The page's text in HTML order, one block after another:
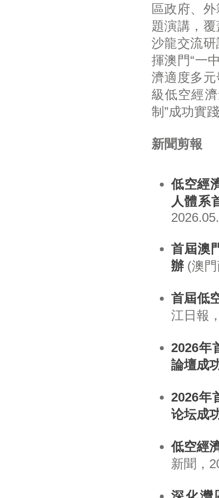
區政府、
題演講，
沙龍交流
揮澳門“一
濟適度多
級低空經
制”成功實
新聞剪報
低空經
人體系
首屆澳
辦 (澳
首屆低
江日報
2026年
論壇成
2026年
论坛成
低空經
新聞，